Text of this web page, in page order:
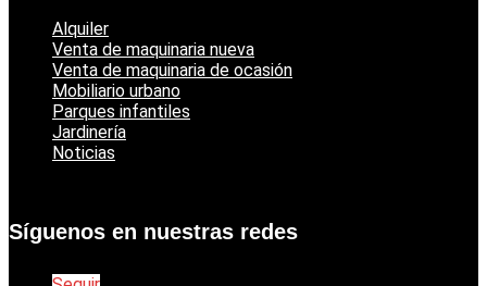
Alquiler
Venta de maquinaria nueva
Venta de maquinaria de ocasión
Mobiliario urbano
Parques infantiles
Jardinería
Noticias
Síguenos en nuestras redes